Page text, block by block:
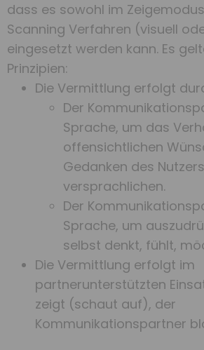
dass es sowohl im
Scanning Verfahren (visuell
eingesetzt werden kann. Es
Prinzipien:
Die Vermittlung erfolgt
Der
Sprache, um das
offensichtlichen
Gedanken des
versprachlichen.
Der
Sprache, um
selbst denkt, fühlt,
Die Vermittlung erfolgt im
partnerunterstützten
zeigt (schaut auf), der
Kommunikationspartner